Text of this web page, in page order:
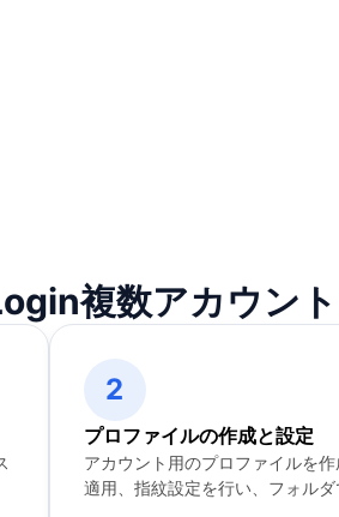
複数アカウン
2
プロファイルの作成と設定
アカウント用のプロファイルを
適用、指紋設定を行い、フォルダ